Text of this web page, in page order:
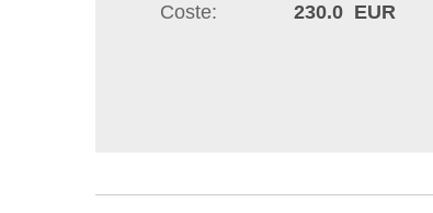
Coste
230.0 EUR